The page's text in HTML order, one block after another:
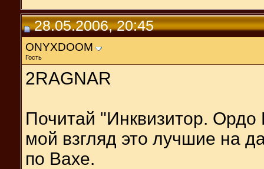
28.05.2006, 20:45
ONYXDOOM
Гость
2RAGNAR
Почитай "Инквизитор.
мой взгляд это лучшие на
по Вахе.